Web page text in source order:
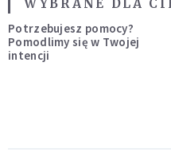
WYBRANE DLA
Potrzebujesz pomocy?
Pomodlimy się w Twojej
intencji